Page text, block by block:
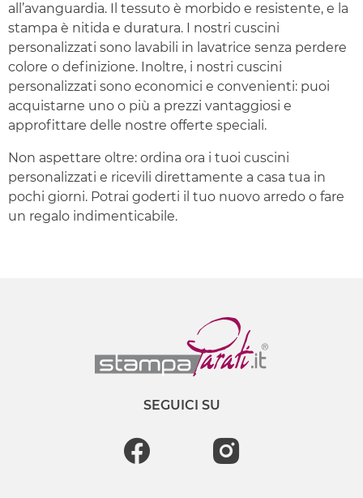
all’avanguardia. Il tessuto è morbido e resistente, e la
stampa è nitida e duratura. I nostri cuscini
personalizzati sono lavabili in lavatrice senza perdere
colore o definizione. Inoltre, i nostri cuscini
personalizzati sono economici e convenienti: puoi
acquistarne uno o più a prezzi vantaggiosi e
approfittare delle nostre offerte speciali.
Non aspettare oltre: ordina ora i tuoi cuscini
personalizzati e ricevili direttamente a casa tua in
pochi giorni. Potrai goderti il tuo nuovo arredo o fare
un regalo indimenticabile.
SEGUICI SU